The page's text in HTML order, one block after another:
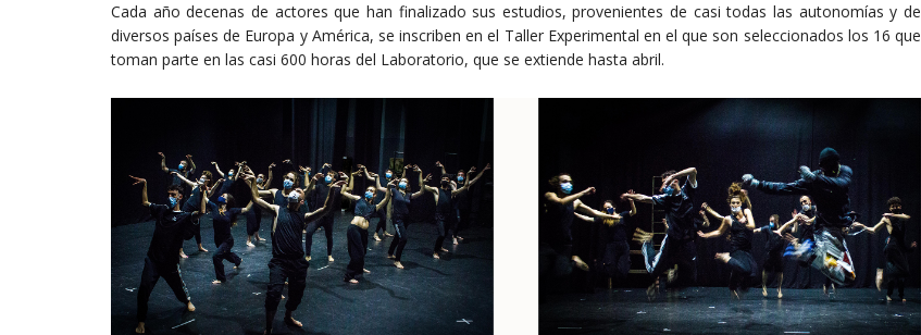
Cada año decenas de actores que han finalizado sus estudios, provenientes de casi todas las autonomías y de
diversos países de Europa y América, se inscriben en el Taller Experimental en el que son seleccionados los 16 que
toman parte en las casi 600 horas del Laboratorio, que se extiende hasta abril.